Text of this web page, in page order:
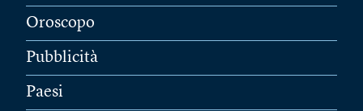
Oroscopo
Pubblicità
Paesi